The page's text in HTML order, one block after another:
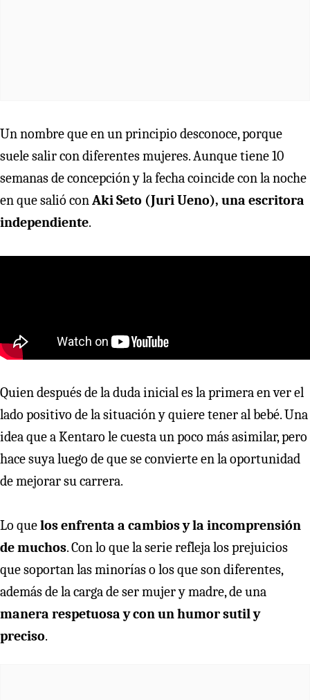
Un nombre que en un principio desconoce, porque
suele salir con diferentes mujeres. Aunque tiene 10
semanas de concepción y la fecha coincide con la noche
en que salió conAki Seto (Juri Ueno), una escritora
independiente.
Quien después de la duda inicial es la primera en ver el
lado positivo de la situación y quiere tener al bebé. Una
idea que a Kentaro le cuesta un poco más asimilar, pero
hace suya luego de que se convierte en la oportunidad
de mejorar su carrera.
Lo quelos enfrenta a cambios y la incomprensión
de muchos. Con lo que la serie refleja los prejuicios
que soportan las minorías o los que son diferentes,
además de la carga de ser mujer y madre, de una
manera respetuosa y con un humor sutil y
preciso.